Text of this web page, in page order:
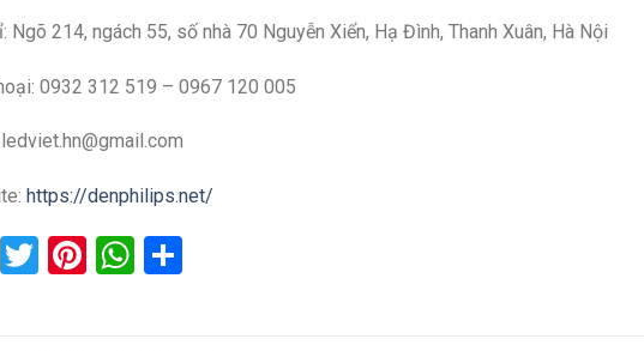
Ngõ 214, ngách 55, số nhà 70 Nguyễn Xiển, Hạ Đình, Thanh Xuân, Hà Nội
0932 312 519 – 0967 120 005
ledviet.hn@gmail.com
https://denphilips.net/
Twitter
Pinterest
WhatsApp
Share